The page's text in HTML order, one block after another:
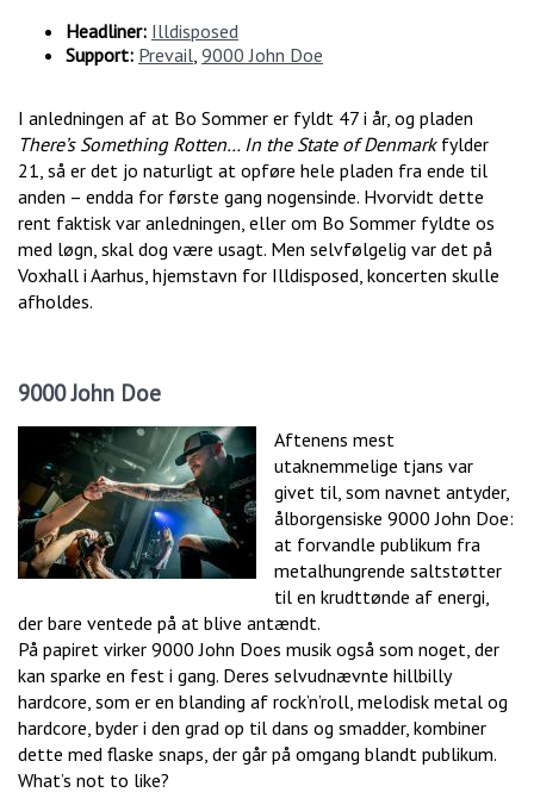
Headliner: Illdisposed
Support: Prevail 9000 John Doe
I anledningen af at Bo Sommer er fyldt 47 i år, og pladen
There’s Something Rotten… In the State of Denmark fylder
21, så er det jo naturligt at opføre hele pladen fra ende til
anden – endda for første gang nogensinde. Hvorvidt dette
rent faktisk var anledningen, eller om Bo Sommer fyldte os
med løgn, skal dog være usagt. Men selvfølgelig var det på
Voxhall i Aarhus, hjemstavn for Illdisposed, koncerten skulle
afholdes.
9000 John Doe
Aftenens mest
utaknemmelige tjans var
givet til, som navnet antyder,
ålborgensiske 9000 John Doe:
at forvandle publikum fra
metalhungrende saltstøtter
til en krudttønde af energi,
der bare ventede på at blive antændt.
På papiret virker 9000 John Does musik også som noget, der
kan sparke en fest i gang. Deres selvudnævnte hillbilly
hardcore, som er en blanding af rock’n’roll, melodisk metal og
hardcore, byder i den grad op til dans og smadder, kombiner
dette med flaske snaps, der går på omgang blandt publikum.
What’s not to like?